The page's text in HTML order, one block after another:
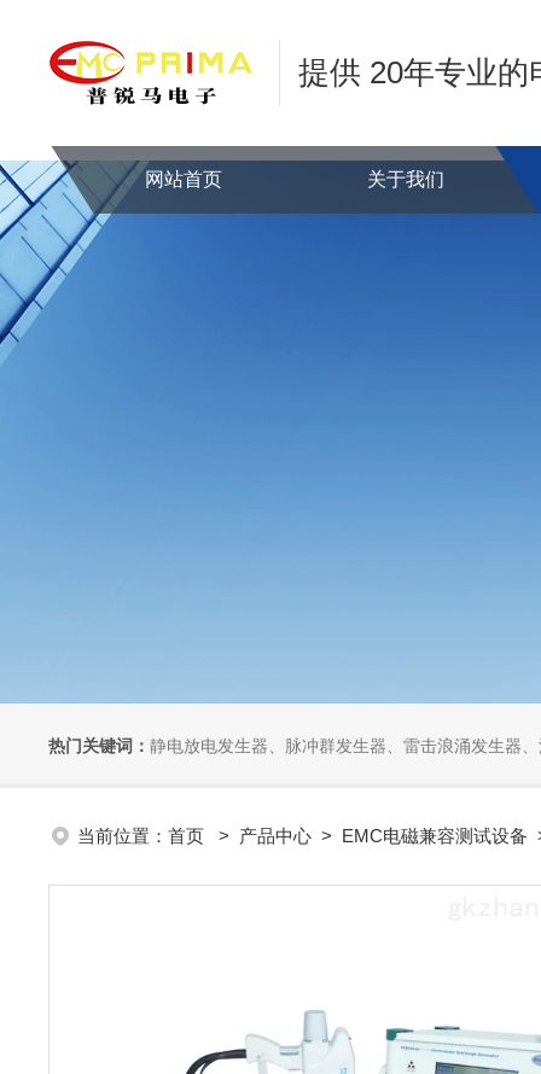
提供 20年专业
网站首页 关于我们
热门关键词： 静电放电发生器、脉冲群发生器、雷击浪涌发生器、汽车干扰模拟器、组
当前位置： 首页 > 产品中心 > EMC电磁兼容测试设备